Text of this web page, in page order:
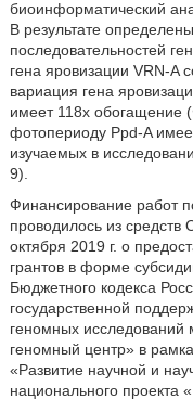
биоинформатический
В результате
последовательностей
гена яровизации VRN-A
вариация гена
имеет 118х обогащение
фотопериоду Ppd-A
изучаемых в
9).
Финансирование работ
проводилось из
октября 2019 г. о
грантов в форме
Бюджетного кодекса
государственной
геномных исследований
геномный центр» в
«Развитие научной и
национального проекта